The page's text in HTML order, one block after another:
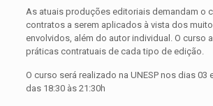
As atuais produções editoriais demandam o
contratos a serem aplicados à vista dos
envolvidos, além do autor individual. O curso
práticas contratuais de cada tipo de edição.
O curso será realizado na UNESP nos dias 03
das 18:30 às 21:30h